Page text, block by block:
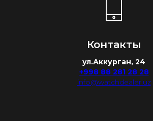
Контакты
ул.Аккурган, 24
+998 88 281 28 28
info@watchdealer.uz